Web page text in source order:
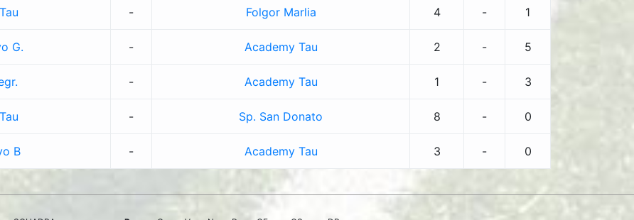
- Folgor Marlia 4 - 1
G. - Academy Tau 2 - 5
- Academy Tau 1 - 3
- Sp. San Donato 8 - 0
B - Academy Tau 3 - 0